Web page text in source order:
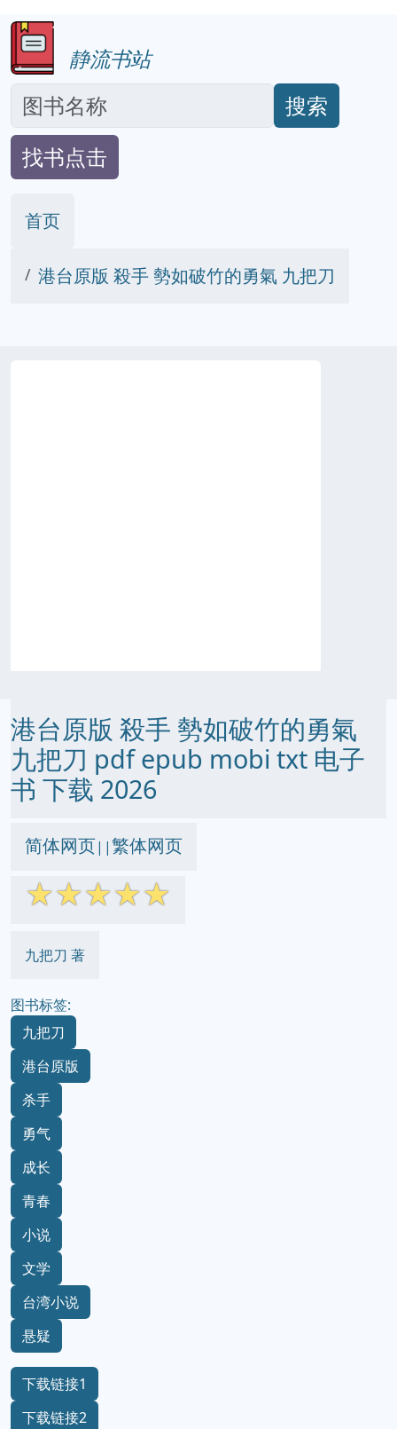
静流书站
搜索
找书点击
首页
港台原版 殺手 勢如破竹的勇氣 九把刀
港台原版 殺手 勢如破竹的勇氣
九把刀 pdf epub mobi txt 电子
书 下载 2026
简体网页||繁体网页
☆☆☆☆☆
九把刀 著
图书标签:
九把刀
港台原版
杀手
勇气
成长
青春
小说
文学
台湾小说
悬疑
下载链接1
下载链接2